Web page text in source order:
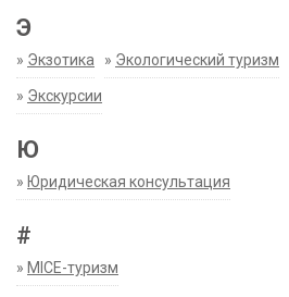
Э
» Экзотика » Экологический туризм
» Экскурсии
Ю
» Юридическая консультация
#
» MICE-туризм